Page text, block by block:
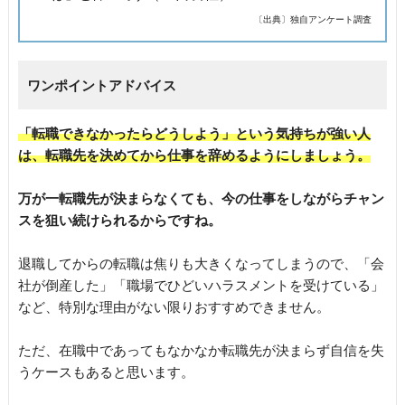
〔出典〕独自アンケート調査
ワンポイントアドバイス
「転職できなかったらどうしよう」という気持ちが強い人
は、転職先を決めてから仕事を辞めるようにしましょう。
万が一転職先が決まらなくても、今の仕事をしながらチャン
スを狙い続けられるからですね。
退職してからの転職は焦りも大きくなってしまうので、「会
社が倒産した」「職場でひどいハラスメントを受けている」
など、特別な理由がない限りおすすめできません。
ただ、在職中であってもなかなか転職先が決まらず自信を失
うケースもあると思います。